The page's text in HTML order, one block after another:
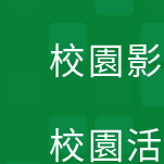
校園
校園